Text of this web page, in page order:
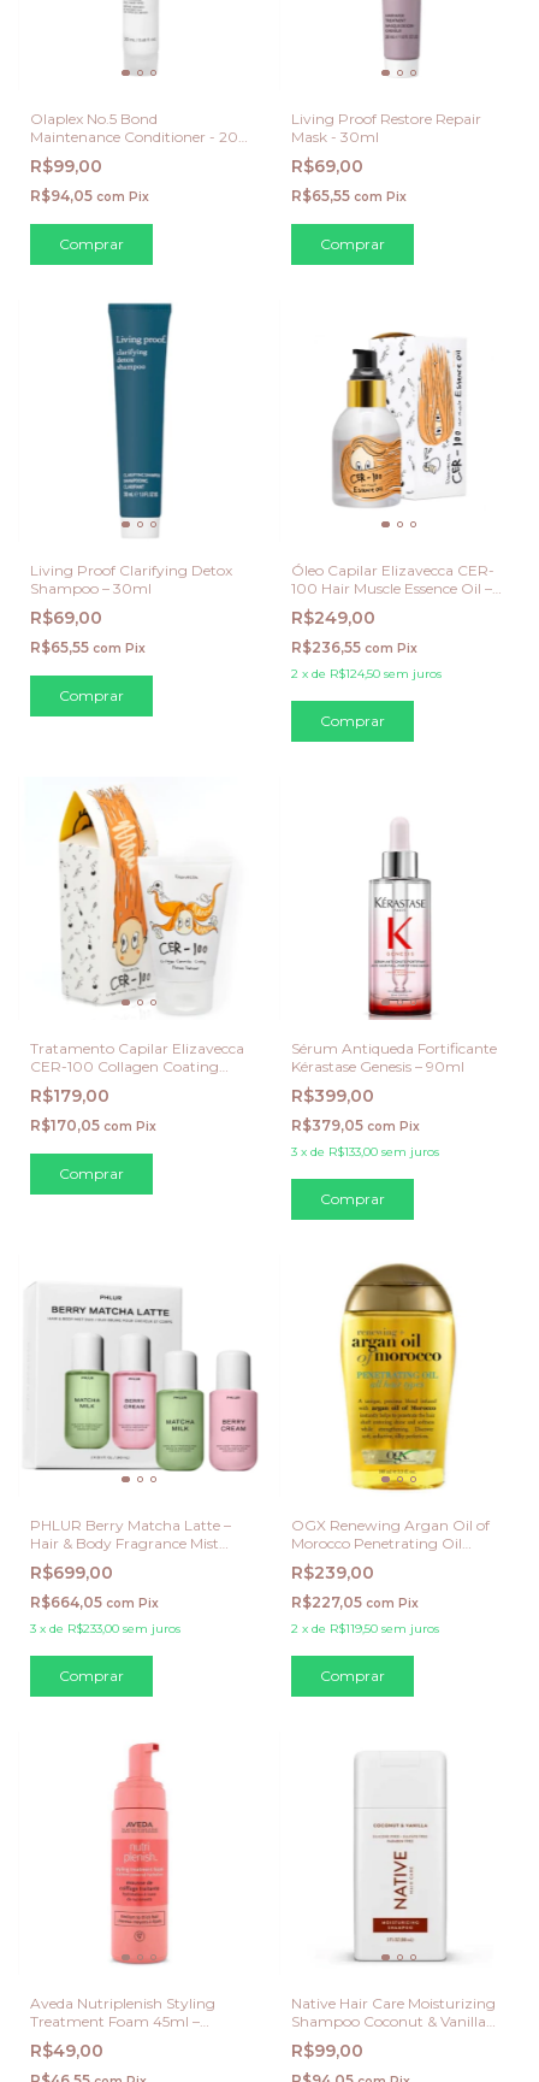
Olaplex No.5 Bond
Maintenance Conditioner - 20
ml
R$99,00
R$94,05 com Pix
Living Proof Restore Repair
Mask - 30ml
R$69,00
R$65,55 com Pix
Living Proof Clarifying Detox
Shampoo – 30ml
R$69,00
R$65,55 com Pix
Óleo Capilar Elizavecca CER-
100 Hair Muscle Essence Oil –
100ml
R$249,00
R$236,55 com Pix
2 x de R$124,50 sem juros
Tratamento Capilar Elizavecca
CER-100 Collagen Coating
Protein Treatment - 50 ML
R$179,00
R$170,05 com Pix
Sérum Antiqueda Fortificante
Kérastase Genesis – 90ml
R$399,00
R$379,05 com Pix
3 x de R$133,00 sem juros
PHLUR Berry Matcha Latte –
Hair & Body Fragrance Mist
Duo (Matcha Milk + Berry
Cream)
R$699,00
R$664,05 com Pix
3 x de R$233,00 sem juros
OGX Renewing Argan Oil of
Morocco Penetrating Oil
100ml
R$239,00
R$227,05 com Pix
2 x de R$119,50 sem juros
Aveda Nutriplenish Styling
Treatment Foam 45ml –
Mousse Hidratante para
Cabelos Médios a Grossos
R$49,00
Native Hair Care Moisturizing
Shampoo Coconut & Vanilla
88ml
R$99,00